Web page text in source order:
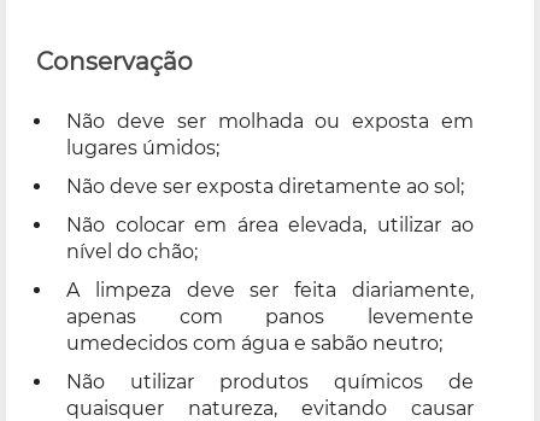
Conservação
Não deve ser molhada ou exposta em
lugares úmidos;
Não deve ser exposta diretamente ao sol;
Não colocar em área elevada, utilizar ao
nível do chão;
A limpeza deve ser feita diariamente,
apenas com panos levemente
umedecidos com água e sabão neutro;
Não utilizar produtos químicos de
quaisquer natureza, evitando causar